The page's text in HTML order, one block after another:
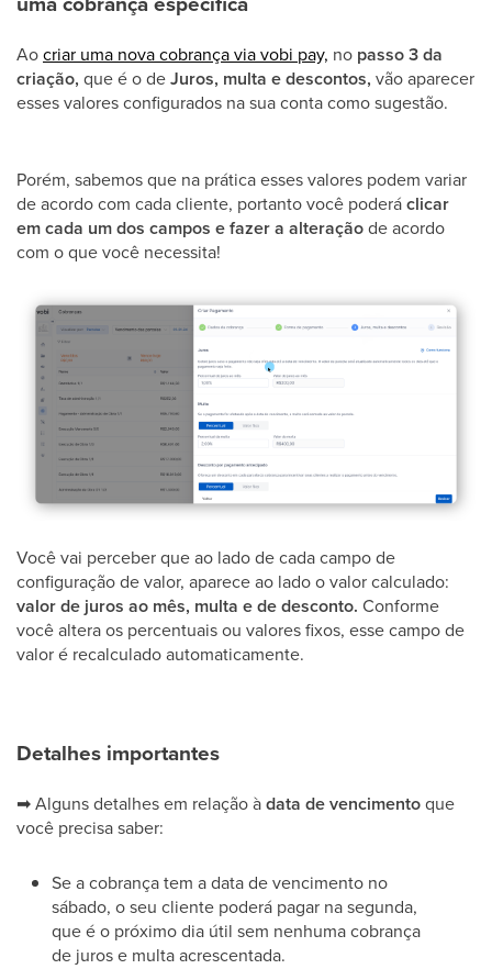
Aocriar uma nova cobrança via vobi pay, no passo 3 da
criação, que é o deJuros, multa e descontos, vão aparecer
esses valores configurados na sua conta como sugestão.
Porém, sabemos que na prática esses valores podem variar
de acordo com cada cliente, portanto você poderáclicar
em cada um dos campos e fazer a alteraçãode acordo
com o que você necessita!
Você vai perceber que ao lado de cada campo de
configuração de valor, aparece ao lado o valor calculado:
valor de juros ao mês, multa e de desconto. Conforme
você altera os percentuais ou valores fixos, esse campo de
valor é recalculado automaticamente.
Detalhes importantes
➡Alguns detalhes em relação àdata de vencimentoque
você precisa saber:
Se a cobrança tem a data de vencimento no
sábado, o seu cliente poderá pagar na segunda,
que é o próximo dia útil sem nenhuma cobrança
de juros e multa acrescentada.